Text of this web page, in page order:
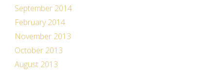
September 2014
February 2014
November 2013
October 2013
August 2013